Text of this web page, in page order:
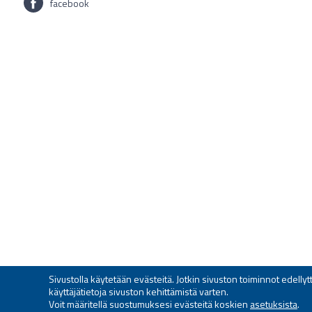
Sivustolla käytetään evästeitä. Jotkin sivuston toiminnot
käyttäjätietoja sivuston kehittämistä varten.
Voit määritellä suostumuksesi evästeitä koskien asetuksista.